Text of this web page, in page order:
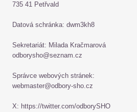
735 41 Petřvald
Datová schránka: dwm3kh8
Sekretariát: Milada Kračmarová
odborysho@seznam.cz
Správce webových stránek:
webmaster@odbory-sho.cz
X: https://twitter.com/odborySHO